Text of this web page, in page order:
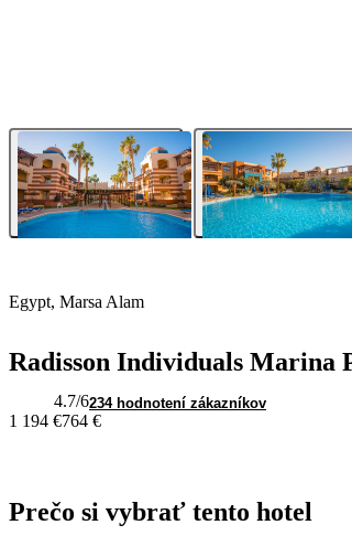
Egypt, Marsa Alam
Radisson Individuals Marina
4.7/6234 hodnotení zákazníkov
1 194 €764 €
Prečo si vybrať tento hotel